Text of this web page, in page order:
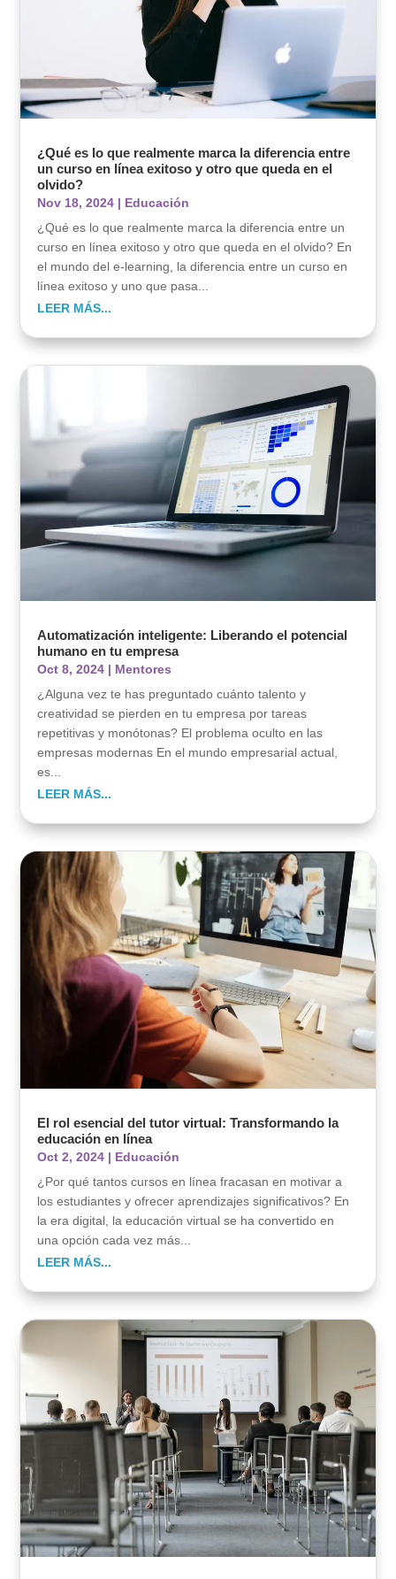
¿Qué es lo que realmente marca la diferencia entre
un curso en línea exitoso y otro que queda en el
olvido?
Nov 18, 2024 | Educación
¿Qué es lo que realmente marca la diferencia entre un
curso en línea exitoso y otro que queda en el olvido? En
el mundo del e-learning, la diferencia entre un curso en
línea exitoso y uno que pasa...
LEER MÁS...
Automatización inteligente: Liberando el potencial
humano en tu empresa
Oct 8, 2024 | Mentores
¿Alguna vez te has preguntado cuánto talento y
creatividad se pierden en tu empresa por tareas
repetitivas y monótonas? El problema oculto en las
empresas modernas En el mundo empresarial actual,
es...
LEER MÁS...
El rol esencial del tutor virtual: Transformando la
educación en línea
Oct 2, 2024 | Educación
¿Por qué tantos cursos en línea fracasan en motivar a
los estudiantes y ofrecer aprendizajes significativos? En
la era digital, la educación virtual se ha convertido en
una opción cada vez más...
LEER MÁS...